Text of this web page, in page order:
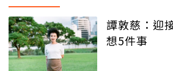
譚敦慈：迎
想5件事